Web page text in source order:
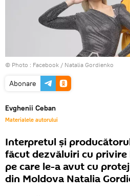
© Photo : Facebook / Natalia Gordienko
Abonare
Evghenii Ceban
Materialele autorului
Interpretul și
făcut dezvăluiri cu
pe care le-a avut cu
din Moldova Natalia